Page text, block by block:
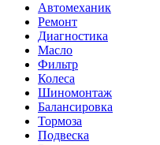
Автомеханик
Ремонт
Диагностика
Масло
Фильтр
Колеса
Шиномонтаж
Балансировка
Тормоза
Подвеска